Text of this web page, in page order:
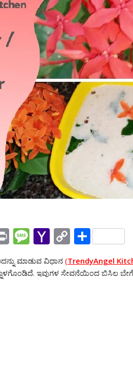
Pr
in
t
M
e
ss
Y
h
C
p
S
ar
ಮಾಡುವ ವಿಧಾನ (TrendyAngel
ಇವುಗಳ ಸೇವನೆಯಿಂದ ಬಿಸಿಲ